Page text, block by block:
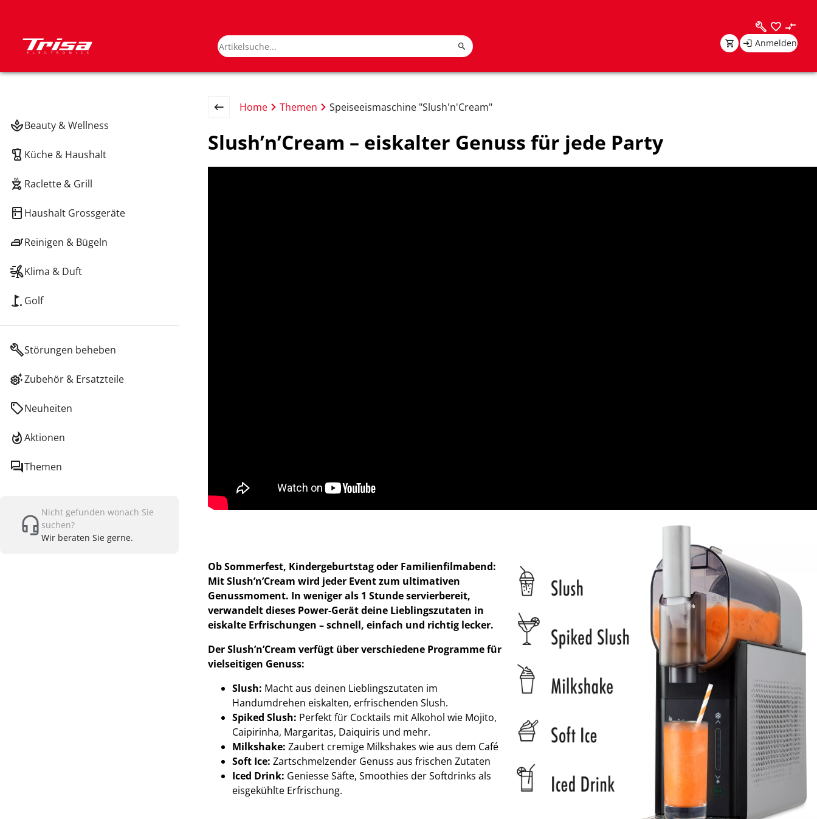
Anmelden
Beauty & Wellness
Küche & Haushalt
Raclette & Grill
Haushalt Grossgeräte
Reinigen & Bügeln
Klima & Duft
Golf
Störungen beheben
Zubehör & Ersatzteile
Neuheiten
Aktionen
Themen
Nicht gefunden wonach Sie
suchen?
Wir beraten Sie gerne.
Home Themen Speiseeismaschine "Slush'n'Cream"
Slush’n’Cream – eiskalter Genuss für jede Party
Ob Sommerfest, Kindergeburtstag oder Familienfilmabend:
Mit Slush’n’Cream wird jeder Event zum ultimativen
Genussmoment. In weniger als 1 Stunde servierbereit,
verwandelt dieses Power-Gerät deine Lieblingszutaten in
eiskalte Erfrischungen – schnell, einfach und richtig lecker.
Der Slush’n’Cream verfügt über verschiedene Programme für
vielseitigen Genuss:
Slush: Macht aus deinen Lieblingszutaten im
Handumdrehen eiskalten, erfrischenden Slush.
Spiked Slush: Perfekt für Cocktails mit Alkohol wie Mojito,
Caipirinha, Margaritas, Daiquiris und mehr.
Milkshake: Zaubert cremige Milkshakes wie aus dem Café
Soft Ice: Zartschmelzender Genuss aus frischen Zutaten
Iced Drink: Geniesse Säfte, Smoothies der Softdrinks als
eisgekühlte Erfrischung.